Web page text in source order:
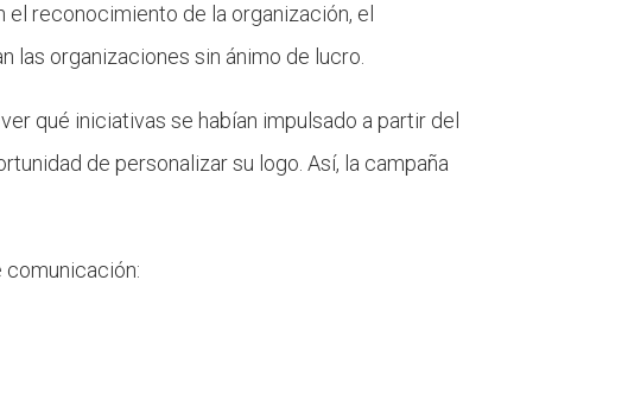
el reconocimiento de la organización, el
las organizaciones sin ánimo de lucro.
qué iniciativas se habían impulsado a partir del
de personalizar su logo. Así, la campaña
comunicación: